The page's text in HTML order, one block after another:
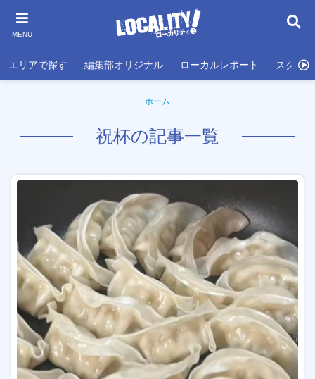
MENU
エリアで探す 編集部オリジナル ローカルレポート スクール
ホーム
祝杯の記事一覧